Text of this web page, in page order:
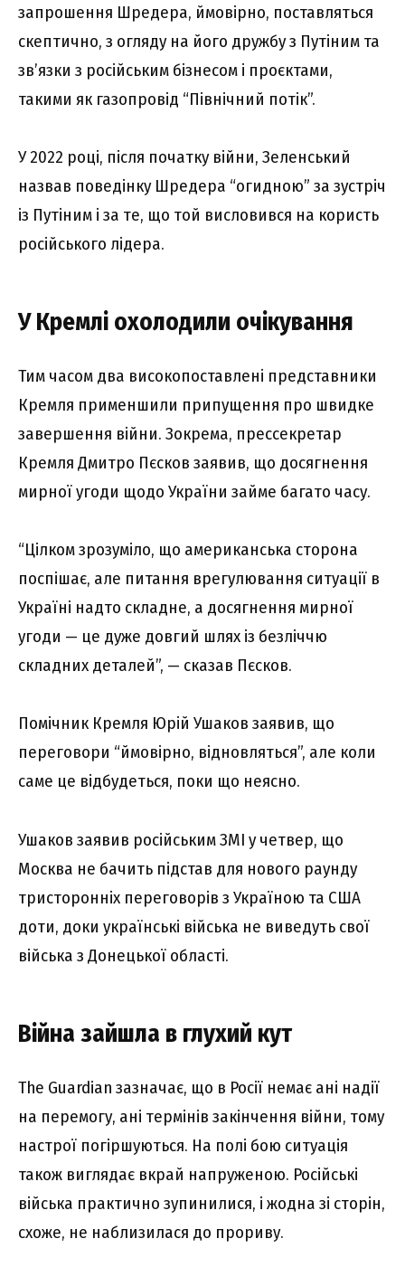
запрошення Шредера, ймовірно, поставляться
скептично, з огляду на його дружбу з Путіним та
зв’язки з російським бізнесом і проєктами,
такими як газопровід “Північний потік”.
У 2022 році, після початку війни, Зеленський
назвав поведінку Шредера “огидною” за зустріч
із Путіним і за те, що той висловився на користь
російського лідера.
У Кремлі охолодили очікування
Тим часом два високопоставлені представники
Кремля применшили припущення про швидке
завершення війни. Зокрема, прессекретар
Кремля Дмитро Пєсков заявив, що досягнення
мирної угоди щодо України займе багато часу.
“Цілком зрозуміло, що американська сторона
поспішає, але питання врегулювання ситуації в
Україні надто складне, а досягнення мирної
угоди — це дуже довгий шлях із безліччю
складних деталей”, — сказав Пєсков.
Помічник Кремля Юрій Ушаков заявив, що
переговори “ймовірно, відновляться”, але коли
саме це відбудеться, поки що неясно.
Ушаков заявив російським ЗМІ у четвер, що
Москва не бачить підстав для нового раунду
тристоронніх переговорів з Україною та США
доти, доки українські війська не виведуть свої
війська з Донецької області.
Війна зайшла в глухий кут
The Guardian зазначає, що в Росії немає ані надії
на перемогу, ані термінів закінчення війни, тому
настрої погіршуються. На полі бою ситуація
також виглядає вкрай напруженою. Російські
війська практично зупинилися, і жодна зі сторін,
схоже, не наблизилася до прориву.